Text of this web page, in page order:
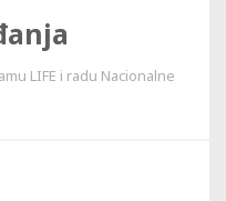
LIFE i radu Nacionalne